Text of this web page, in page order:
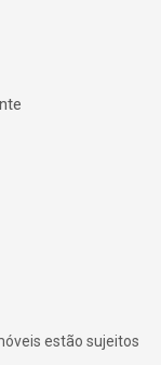
estão sujeitos